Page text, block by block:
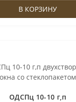
пр..
В КОРЗИНУ
ОДСПц 10-10 г,п